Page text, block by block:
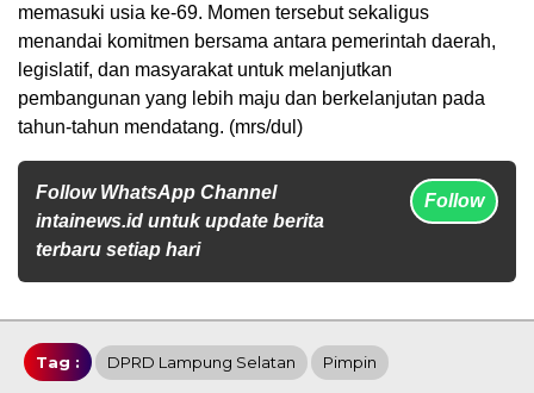
memasuki usia ke-69. Momen tersebut sekaligus
menandai komitmen bersama antara pemerintah daerah,
legislatif, dan masyarakat untuk melanjutkan
pembangunan yang lebih maju dan berkelanjutan pada
tahun-tahun mendatang. (mrs/dul)
Follow WhatsApp Channel
intainews.id untuk update berita
terbaru setiap hari
Follow
Tag : DPRD Lampung Selatan Pimpin